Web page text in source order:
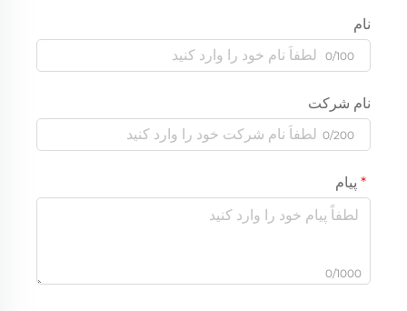
نام
0/100
نام شرکت
0/200
پیام
0/1000